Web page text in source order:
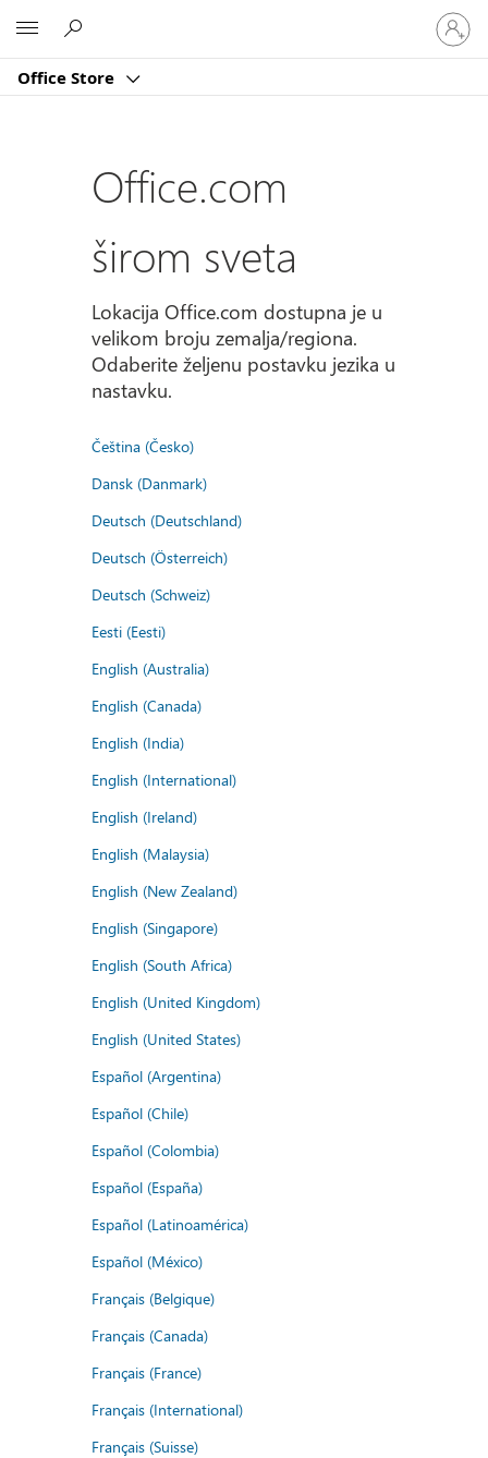
Office Store
Prijavite
se
na
Office.com
širom sveta
Lokacija Office.com dostupna je u
velikom broju zemalja/regiona.
Odaberite željenu postavku jezika u
nastavku.
Čeština (Česko)
Dansk (Danmark)
Deutsch (Deutschland)
Deutsch (Österreich)
Deutsch (Schweiz)
Eesti (Eesti)
English (Australia)
English (Canada)
English (India)
English (International)
English (Ireland)
English (Malaysia)
English (New Zealand)
English (Singapore)
English (South Africa)
English (United Kingdom)
English (United States)
Español (Argentina)
Español (Chile)
Español (Colombia)
Español (España)
Español (Latinoamérica)
Español (México)
Français (Belgique)
Français (Canada)
Français (France)
Français (International)
Français (Suisse)